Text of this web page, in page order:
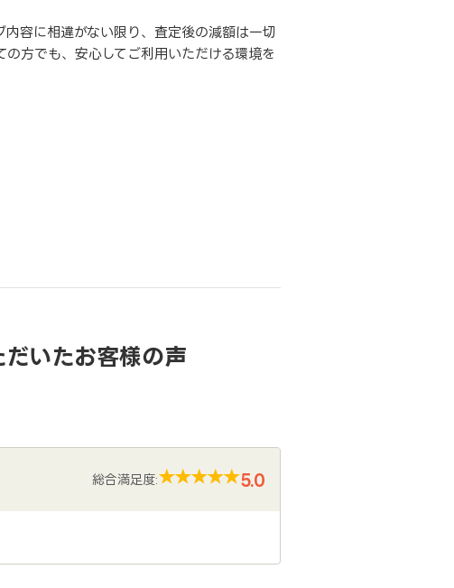
内容に相違がない限り、査定後の減額は一切
の方でも、安心してご利用いただける環境を
いたお客様の声
総合満足度: 5.0